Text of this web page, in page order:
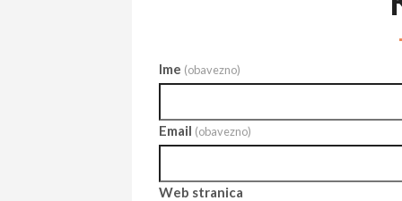
Ime (obavezno)
Email (obavezno)
Web stranica